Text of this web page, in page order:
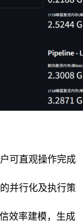
可直观操作完成
并行化及执行策
效率建模，生成